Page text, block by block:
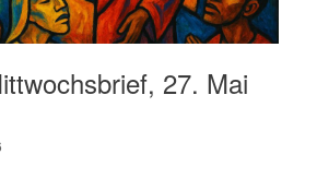
27. Mai